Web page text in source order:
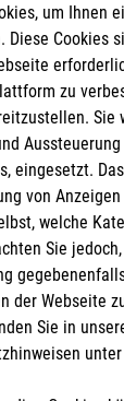
um Ihnen
Diese Cookies
zu
Sie
eingesetzt.
von
welche
Sie
der Webseite
Sie in